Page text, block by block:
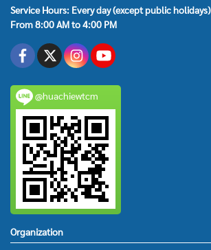
Service Hours: Every day (except public holidays)
From 8:00 AM to 4:00 PM
@huachiewtcm
Organization